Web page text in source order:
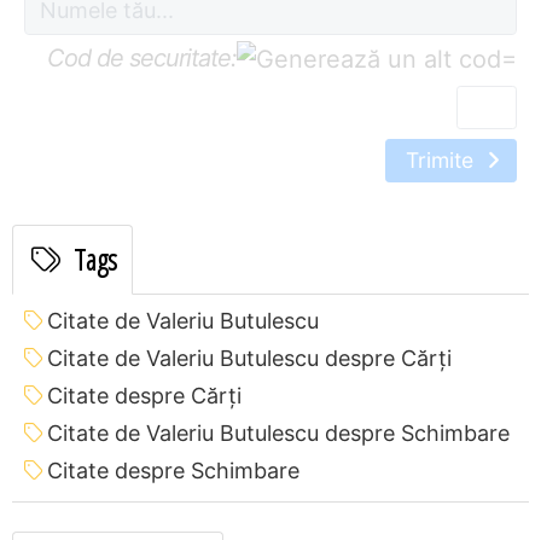
Cod de securitate: =
Trimite
Tags
Citate de Valeriu Butulescu
Citate de Valeriu Butulescu despre Cărți
Citate despre Cărți
Citate de Valeriu Butulescu despre Schimbare
Citate despre Schimbare